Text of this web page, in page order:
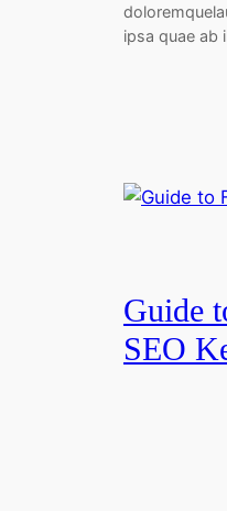
ipsa quae ab
Guide
SEO